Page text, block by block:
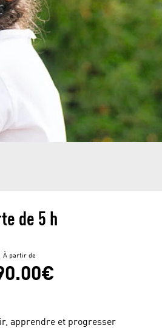
de 5 h
À partir de
apprendre et progresser